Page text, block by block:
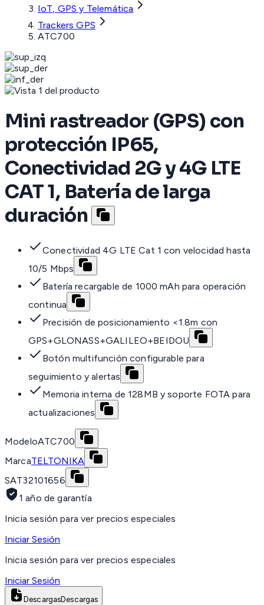
IoT, GPS y Telemática
Trackers GPS
ATC700
Mini rastreador (GPS) con
protección IP65,
Conectividad 2G y 4G LTE
CAT 1, Batería de larga
duración
Conectividad 4G LTE Cat 1 con velocidad hasta
10/5 Mbps
Batería recargable de 1000 mAh para operación
continua
Precisión de posicionamiento <1.8m con
GPS+GLONASS+GALILEO+BEIDOU
Botón multifunción configurable para
seguimiento y alertas
Memoria interna de 128MB y soporte FOTA para
actualizaciones
ModeloATC700
MarcaTELTONIKA
SAT32101656
1 año de garantía
Inicia sesión para ver precios especiales
Iniciar Sesión
Inicia sesión para ver precios especiales
Iniciar Sesión
DescargasDescargas